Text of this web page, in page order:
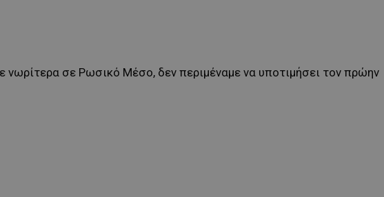
νωρίτερα σε Ρωσικό Μέσο, δεν περιμέναμε να υποτιμήσει τον πρώην